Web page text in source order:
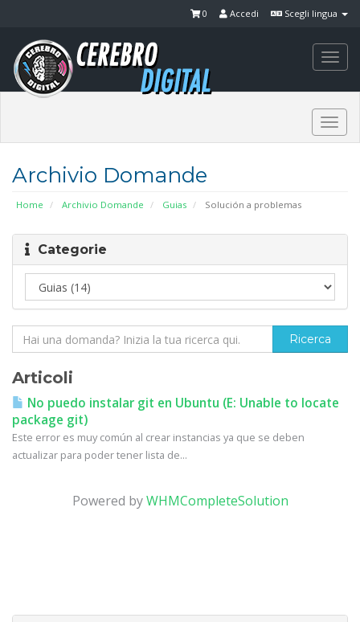
Scegli lingua
Accedi
0
Archivio Domande
Home Archivio Domande Guias Solución a problemas
Categorie
Articoli
No puedo instalar git en Ubuntu (E: Unable to locate
package git)
Este error es muy común al crear instancias ya que se deben
actualizar para poder tener lista de...
Powered byWHMCompleteSolution